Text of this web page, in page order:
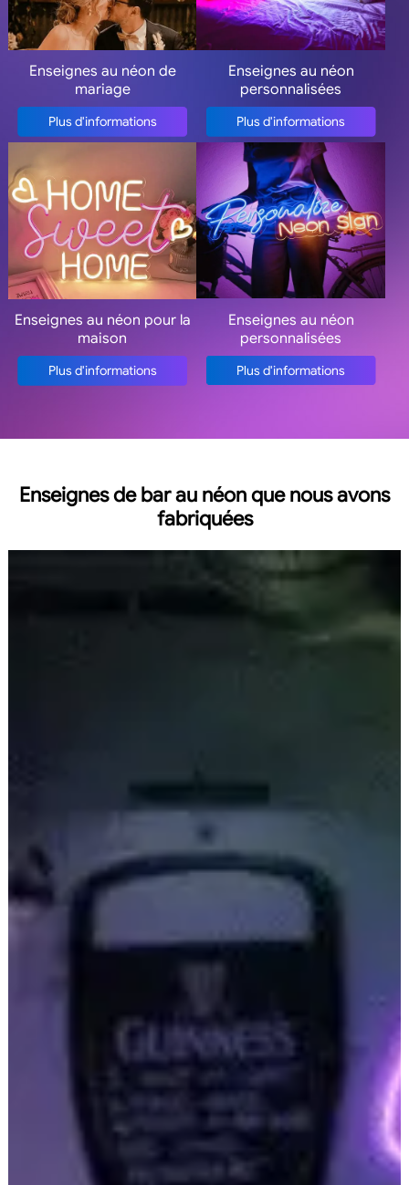
Enseignes au néon de
mariage
Plus d'informations
Enseignes au néon
personnalisées
Plus d'informations
Enseignes au néon pour la
maison
Plus d'informations
Enseignes au néon
personnalisées
Plus d'informations
Enseignes de bar au néon que nous avons
fabriquées